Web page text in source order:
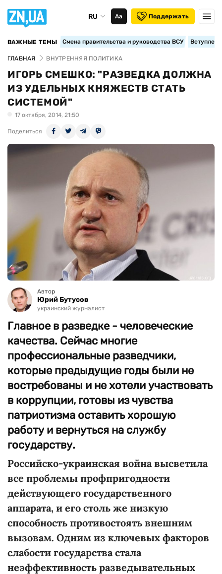
RU Аа Поддержать
ВАЖНЫЕ ТЕМЫ Смена правительства и руководства ВСУ
ГЛАВНАЯ ВНУТРЕННЯЯ ПОЛИТИКА
ИГОРЬ СМЕШКО: "РАЗВЕДКА ДОЛЖНА
ИЗ УДЕЛЬНЫХ КНЯЖЕСТВ СТАТЬ
СИСТЕМОЙ"
17 октября, 2014, 21:50
Поделиться
Автор
Юрий Бутусов
украинский журналист
Главное в разведке - человеческие
качества. Сейчас многие
профессиональные разведчики,
которые предыдущие годы были не
востребованы и не хотели участвовать
в коррупции, готовы из чувства
патриотизма оставить хорошую
работу и вернуться на службу
государству.
Российско-украинская война высветила
все проблемы профпригодности
действующего государственного
аппарата, и его столь же низкую
способность противостоять внешним
вызовам. Одним из ключевых факторов
слабости государства стала
неэффективность разведывательных